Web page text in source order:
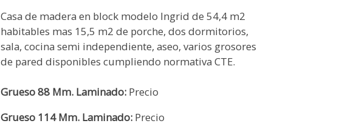
Casa de madera en block modelo Ingrid de 54,4 m2
habitables mas 15,5 m2 de porche, dos dormitorios,
sala, cocina semi independiente, aseo, varios grosores
de pared disponibles cumpliendo normativa CTE.
Grueso 88 Mm. Laminado: Precio
Grueso 114 Mm. Laminado: Precio